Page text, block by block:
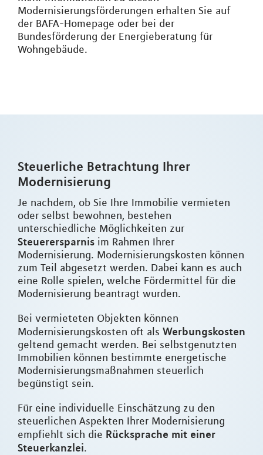
Modernisierungsförderungen erhalten Sie auf
der BAFA-Homepage oder bei der
Bundesförderung der Energieberatung für
Wohngebäude.
Steuerliche Betrachtung Ihrer
Modernisierung
Je nachdem, ob Sie Ihre Immobilie vermieten
oder selbst bewohnen, bestehen
unterschiedliche Möglichkeiten zur
Steuerersparnis im Rahmen Ihrer
Modernisierung. Modernisierungskosten können
zum Teil abgesetzt werden. Dabei kann es auch
eine Rolle spielen, welche Fördermittel für die
Modernisierung beantragt wurden.
Bei vermieteten Objekten können
Modernisierungskosten oft als Werbungskosten
geltend gemacht werden. Bei selbstgenutzten
Immobilien können bestimmte energetische
Modernisierungsmaßnahmen steuerlich
begünstigt sein.
Für eine individuelle Einschätzung zu den
steuerlichen Aspekten Ihrer Modernisierung
empfiehlt sich die Rücksprache mit einer
Steuerkanzlei.